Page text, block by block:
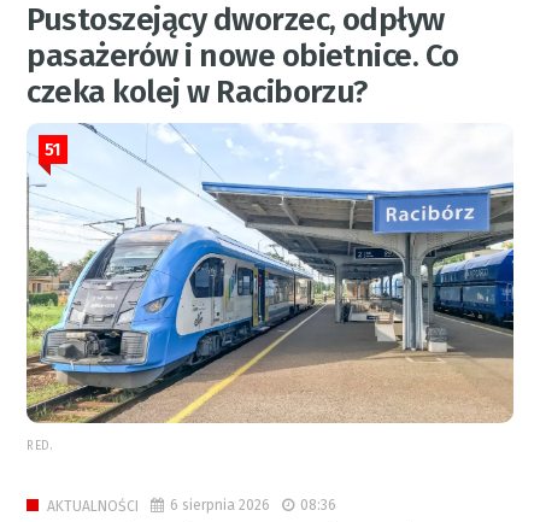
Pustoszejący dworzec, odpływ
pasażerów i nowe obietnice. Co
czeka kolej w Raciborzu?
51
RED.
AKTUALNOŚCI 6 sierpnia 2026 08:36